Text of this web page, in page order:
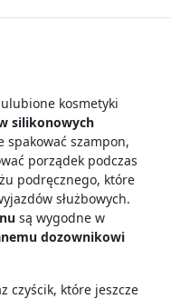
kosmetyki
silikonowych
spakować szampon,
porządek podczas
podręcznego, które
służbowych.
są wygodne w
dozownikowi
czyścik, które jeszcze